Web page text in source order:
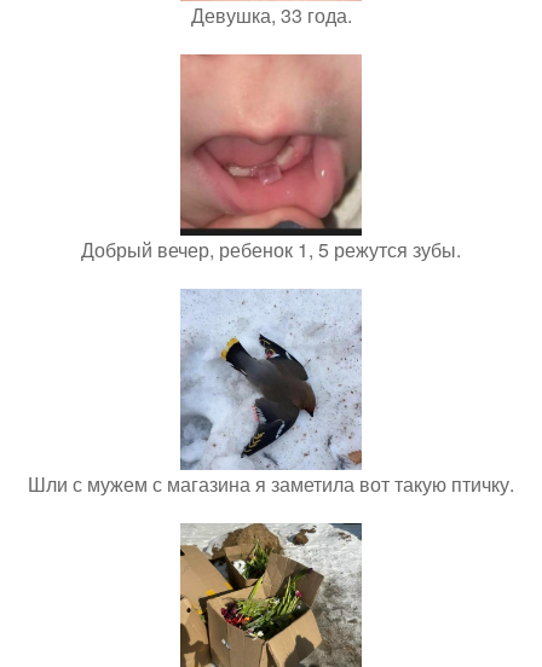
Девушка, 33 года.
Добрый вечер, ребенок 1, 5 режутся зубы.
Шли с мужем с магазина я заметила вот такую птичку.